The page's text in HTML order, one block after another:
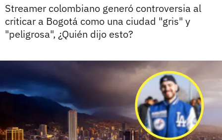
Streamer colombiano generó controversia al
criticar a Bogotá como una ciudad "gris" y
"peligrosa", ¿Quién dijo esto?